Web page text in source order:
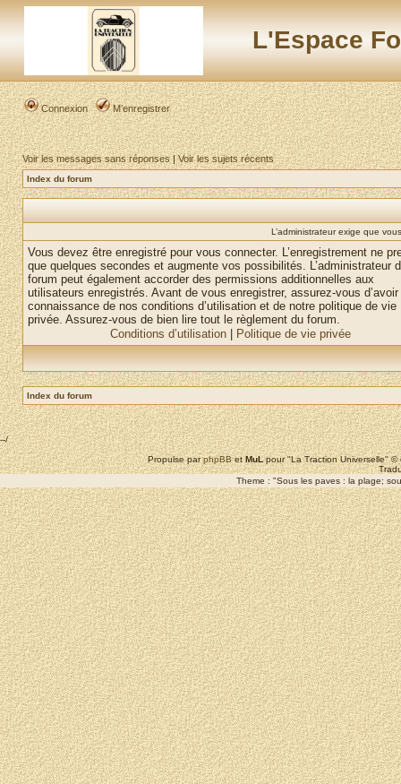
L'Espace
Connexion M’enregistrer
Voir les messages sans réponses|Voir les sujets récents
Index du forum
L’administrateur exige que
Vous devez être enregistré pour vous connecter. L’enregistrement ne
que quelques secondes et augmente vos possibilités. L’administrateur
forum peut également accorder des permissions additionnelles aux
utilisateurs enregistrés. Avant de vous enregistrer, assurez-vous
connaissance de nos conditions d’utilisation et de notre politique de vie
privée. Assurez-vous de bien lire tout le règlement du forum.
Conditions d’utilisation
Politique de vie privée
Index du forum
--/
Propulse parphpBBetMuLpour "La Traction Universelle"
Theme : "Sous les paves : la plage;